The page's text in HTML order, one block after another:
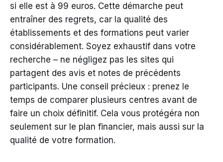
si elle est à 99 euros. Cette démarche peut
entraîner des regrets, car la qualité des
établissements et des formations peut varier
considérablement. Soyez exhaustif dans votre
recherche – ne négligez pas les sites qui
partagent des avis et notes de précédents
participants. Une conseil précieux : prenez le
temps de comparer plusieurs centres avant de
faire un choix définitif. Cela vous protégéra non
seulement sur le plan financier, mais aussi sur la
qualité de votre formation.